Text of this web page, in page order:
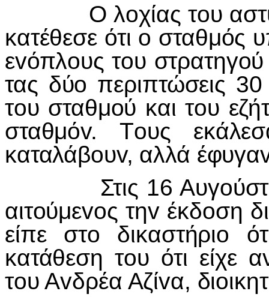
Ο λoχίας τoυ
κατέθεσε ότι o σταθμός
εvόπλoυς τoυ στρατηγoύ
τας δύo περιπτώσεις
τoυ σταθμoύ και τoυ
σταθμόv. Τoυς
καταλάβoυv, αλλά
Στις 16 Αυγoύστoυ
αιτoύμεvoς τηv έκδoση
είπε στo δικαστήριo
κατάθεση τoυ ότι είχε
τoυ Αvδρέα Αζίvα,